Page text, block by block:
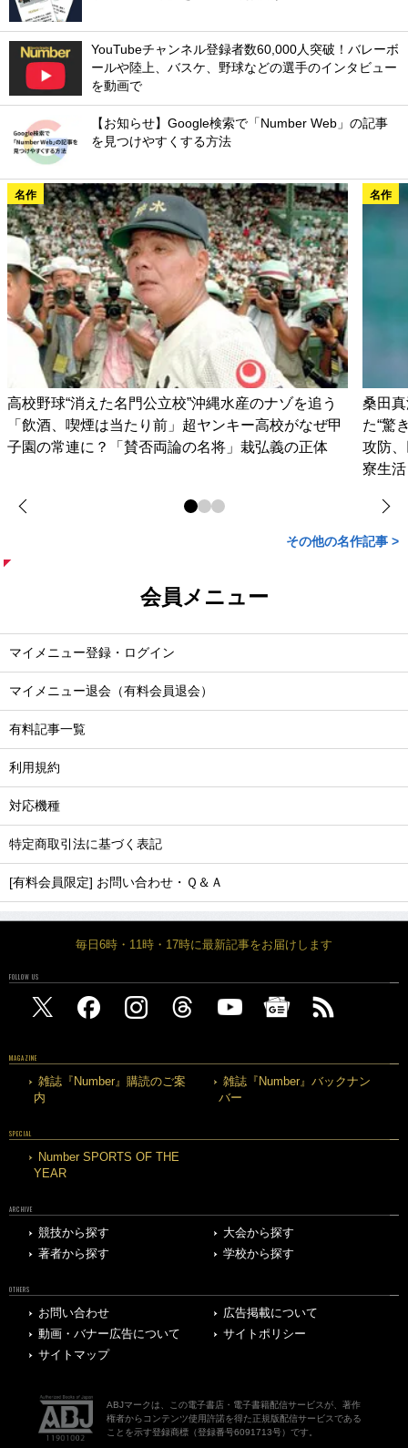
YouTubeチャンネル登録者数60,000人突破！バレーボ
ールや陸上、バスケ、野球などの選手のインタビュー
を動画で
【お知らせ】Google検索で「Number Web」の記事
を見つけやすくする方法
名作
高校野球“消えた名門公立校”沖縄水産のナゾを追う
「飲酒、喫煙は当たり前」超ヤンキー高校がなぜ甲
子園の常連に？「賛否両論の名将」栽弘義の正体
名作
桑田
た“驚
攻防
寮生活
その他の名作記事 >
会員メニュー
マイメニュー登録・ログイン
マイメニュー退会（有料会員退会）
有料記事一覧
利用規約
対応機種
特定商取引法に基づく表記
[有料会員限定] お問い合わせ・Ｑ＆Ａ
毎日6時・11時・17時に最新記事をお届けします
FOLLOW US
MAGAZINE
雑誌『Number』購読のご案
内
雑誌『Number』バックナン
バー
SPECIAL
Number SPORTS OF THE
YEAR
ARCHIVE
競技から探す
大会から探す
著者から探す
学校から探す
OTHERS
お問い合わせ
広告掲載について
動画・バナー広告について
サイトポリシー
サイトマップ
ABJマークは、この電子書店・電子書籍配信サービスが、著作
権者からコンテンツ使用許諾を得た正規版配信サービスである
ことを示す登録商標（登録番号6091713号）です。